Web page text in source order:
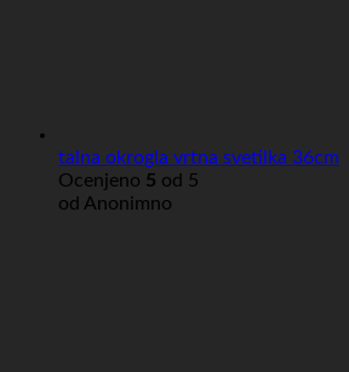
talna okrogla vrtna svetilka 36cm
Ocenjeno 5 od 5
od Anonimno